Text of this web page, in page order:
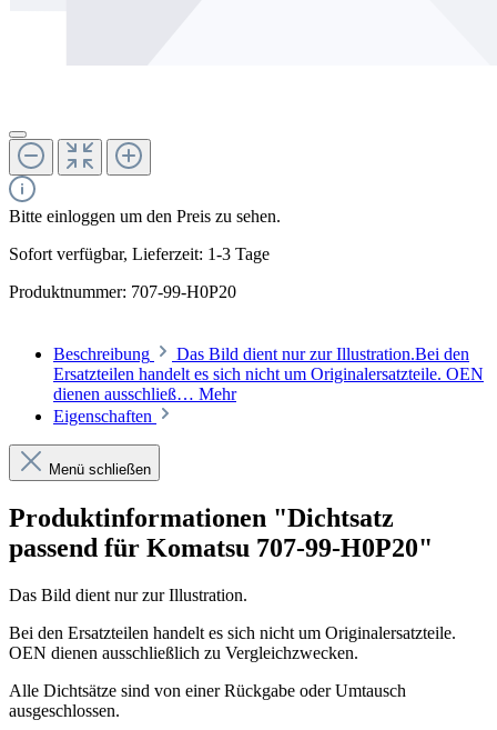
Bitte einloggen um den Preis zu sehen.
Sofort verfügbar, Lieferzeit: 1-3 Tage
Produktnummer: 707-99-H0P20
Beschreibung
Das Bild dient nur zur Illustration.Bei den
Ersatzteilen handelt es sich nicht um Originalersatzteile. OEN
dienen ausschließ… Mehr
Eigenschaften
Menü schließen
Produktinformationen "Dichtsatz
passend für Komatsu 707-99-H0P20"
Das Bild dient nur zur Illustration.
Bei den Ersatzteilen handelt es sich nicht um Originalersatzteile.
OEN dienen ausschließlich zu Vergleichzwecken.
Alle Dichtsätze sind von einer Rückgabe oder Umtausch
ausgeschlossen.